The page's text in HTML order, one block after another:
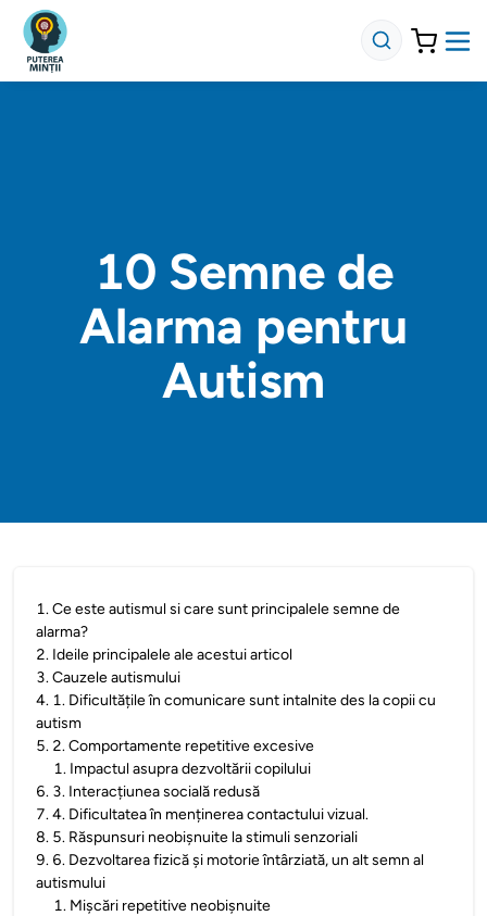
10 Semne de
Alarma pentru
Autism
1.Ce este autismul si care sunt principalele semne de
alarma?
2. Ideile principalele ale acestui articol
3.Cauzele autismului
4. 1. Dificultățile în comunicare sunt intalnite des la copii cu
autism
5. 2. Comportamente repetitive excesive
1. Impactul asupra dezvoltării copilului
6. 3. Interacțiunea socială redusă
7.4. Dificultatea în menținerea contactului vizual.
8. 5. Răspunsuri neobișnuite la stimuli senzoriali
9. 6. Dezvoltarea fizică și motorie întârziată, un alt semn al
autismului
1. Mișcări repetitive neobișnuite